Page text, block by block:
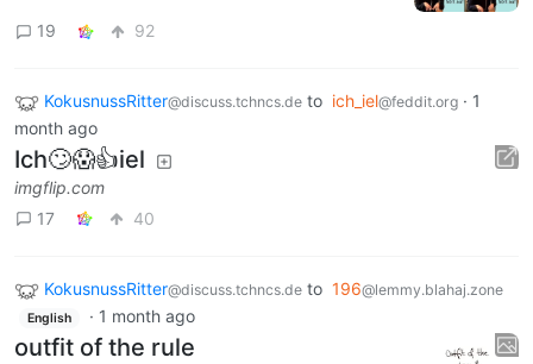
19 92
KokusnussRitter@discuss.tchncs.de to ich_iel@feddit.org · 1
month ago
Ich🙄😱👍iel
imgflip.com
17
40
KokusnussRitter@discuss.tchncs.de to 196@lemmy.blahaj.zone
English · 1 month ago
outfit of the rule